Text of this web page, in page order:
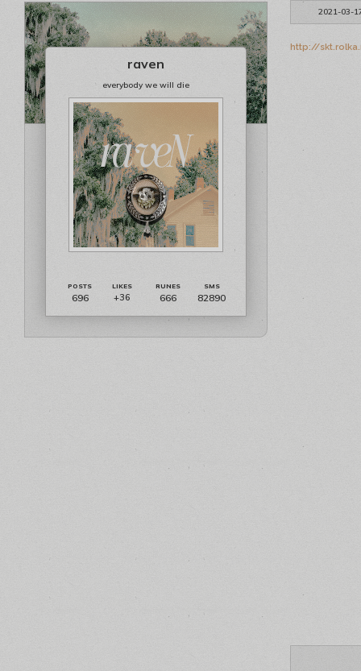
2021-03-
raven
everybody we will die
696 +36 666 82890
http://